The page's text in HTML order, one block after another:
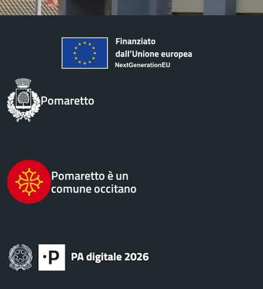
Pomaretto
Pomaretto è un
comune occitano